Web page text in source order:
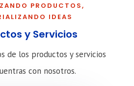
PRODUCTOS,
IDEAS
y Servicios
de los productos y servicios
con nosotros.